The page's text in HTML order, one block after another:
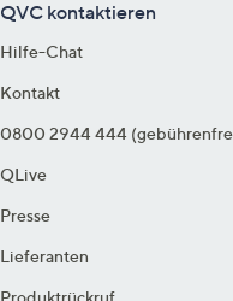
QVC kontaktieren
Hilfe-Chat
Kontakt
0800 2944 444
QLive
Presse
Lieferanten
Produktrückruf